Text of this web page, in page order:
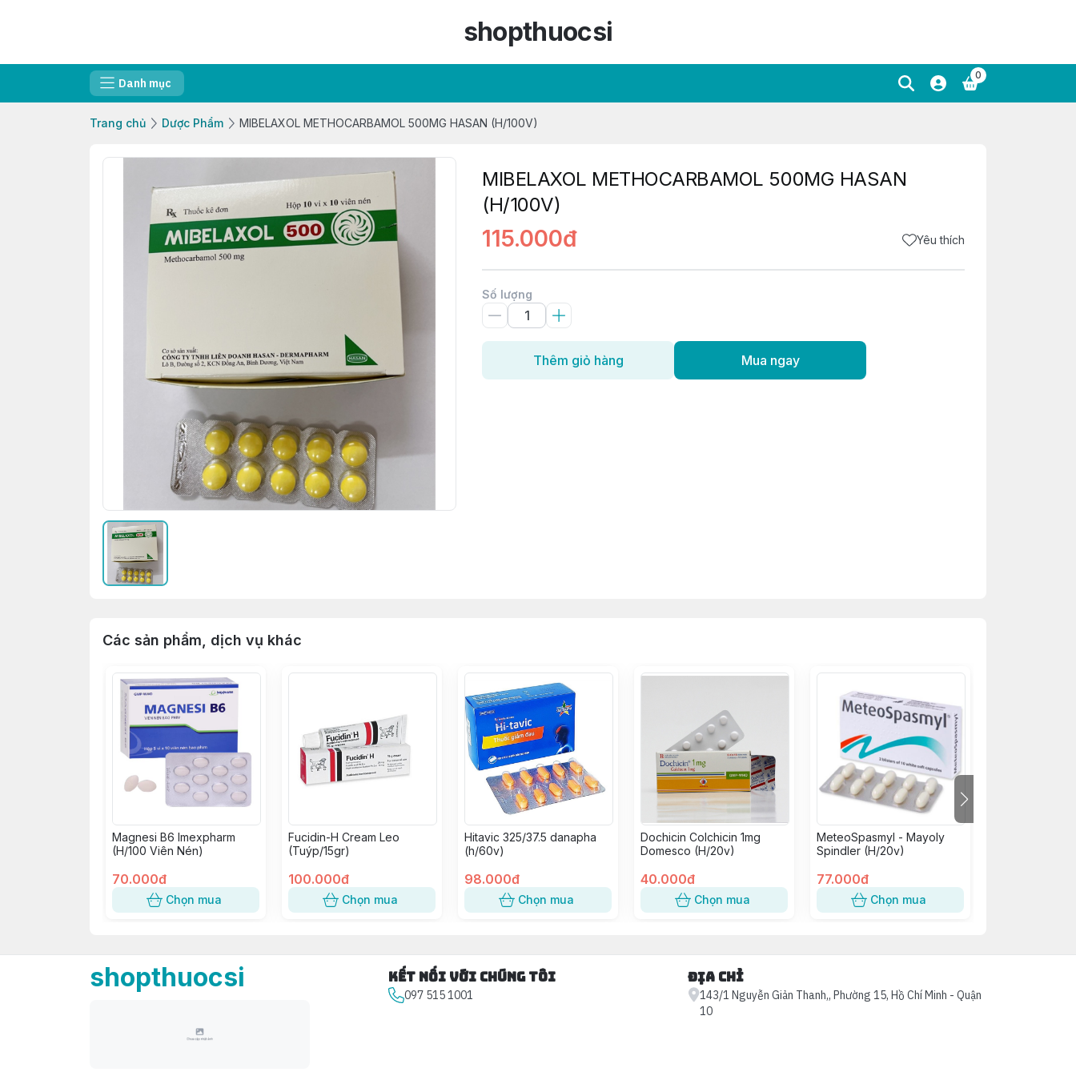
shopthuocsi
Danh mục
0
Trang chủ Dược Phẩm MIBELAXOL METHOCARBAMOL 500MG HASAN (H/100V)
MIBELAXOL METHOCARBAMOL 500MG HASAN
(H/100V)
115.000đ Yêu thích
Số lượng
Thêm giỏ hàng Mua ngay
Các sản phẩm, dịch vụ khác
Magnesi B6 Imexpharm
(H/100 Viên Nén)
70.000đ
Chọn mua
Fucidin-H Cream Leo
(Tuýp/15gr)
100.000đ
Chọn mua
Hitavic 325/37.5 danapha
(h/60v)
98.000đ
Chọn mua
Dochicin Colchicin 1mg
Domesco (H/20v)
40.000đ
Chọn mua
MeteoSpasmyl - Mayoly
Spindler (H/20v)
77.000đ
Chọn mua
shopthuocsi Kết nối với chúng tôi
097 515 1001
Địa chỉ
143/1 Nguyễn Giản Thanh,, Phường 15, Hồ Chí Minh - Quận
10